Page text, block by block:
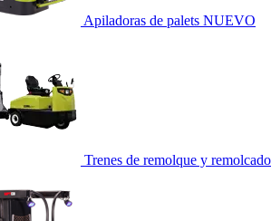
Apiladoras de palets NUEVO
Trenes de remolque y